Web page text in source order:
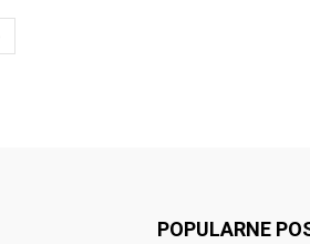
POPULARNE